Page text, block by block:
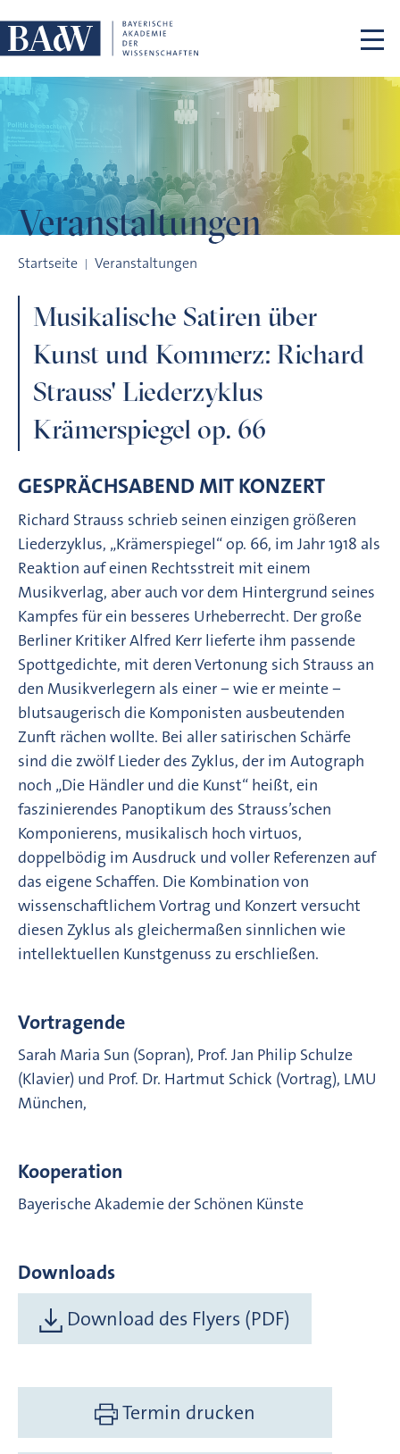
Veranstaltungen
Startseite Veranstaltungen
Musikalische Satiren über
Kunst und Kommerz: Richard
Strauss' Liederzyklus
Krämerspiegel op. 66
GESPRÄCHSABEND MIT KONZERT
Richard Strauss schrieb seinen einzigen größeren
Liederzyklus, „Krämerspiegel“ op. 66, im Jahr 1918 als
Reaktion auf einen Rechtsstreit mit einem
Musikverlag, aber auch vor dem Hintergrund seines
Kampfes für ein besseres Urheberrecht. Der große
Berliner Kritiker Alfred Kerr lieferte ihm passende
Spottgedichte, mit deren Vertonung sich Strauss an
den Musikverlegern als einer − wie er meinte −
blutsaugerisch die Komponisten ausbeutenden
Zunft rächen wollte. Bei aller satirischen Schärfe
sind die zwölf Lieder des Zyklus, der im Autograph
noch „Die Händler und die Kunst“ heißt, ein
faszinierendes Panoptikum des Strauss’schen
Komponierens, musikalisch hoch virtuos,
doppelbödig im Ausdruck und voller Referenzen auf
das eigene Schaffen. Die Kombination von
wissenschaftlichem Vortrag und Konzert versucht
diesen Zyklus als gleichermaßen sinnlichen wie
intellektuellen Kunstgenuss zu erschließen.
Vortragende
Sarah Maria Sun (Sopran), Prof. Jan Philip Schulze
(Klavier) und Prof. Dr. Hartmut Schick (Vortrag), LMU
München,
Kooperation
Bayerische Akademie der Schönen Künste
Downloads
Download des Flyers (PDF)
Termin drucken